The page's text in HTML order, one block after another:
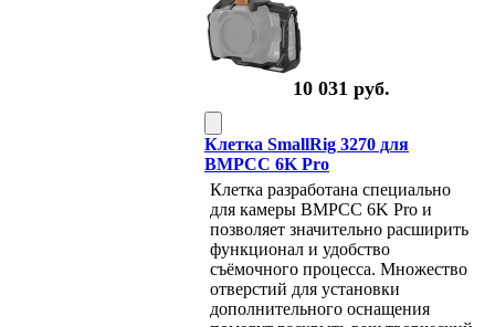
10 031 руб.
Клетка SmallRig 3270 для
BMPCC 6K Pro
Клетка разработана специально
для камеры BMPCC 6K Pro и
позволяет значительно расширить
функционал и удобство
съёмочного процесса. Множество
отверстий для установки
дополнительного оснащения